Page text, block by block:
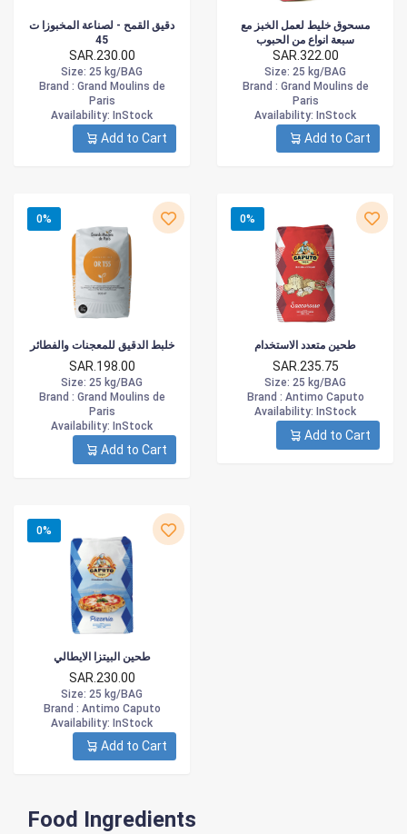
دقيق القمح - لصناعة المخبوزا ت
45
SAR.230.00
Size: 25 kg/BAG
Brand : Grand Moulins de
Paris
Availability: InStock
Add to Cart
مسحوق خليط لعمل الخبز مع
سبعة انواع من الحبوب
SAR.322.00
Size: 25 kg/BAG
Brand : Grand Moulins de
Paris
Availability: InStock
Add to Cart
0%
خلبط الدقيق للمعجنات والفطائر
SAR.198.00
Size: 25 kg/BAG
Brand : Grand Moulins de
Paris
Availability: InStock
Add to Cart
0%
طحين متعدد الاستخدام
SAR.235.75
Size: 25 kg/BAG
Brand : Antimo Caputo
Availability: InStock
Add to Cart
0%
طحين البيتزا الايطالي
SAR.230.00
Size: 25 kg/BAG
Brand : Antimo Caputo
Availability: InStock
Add to Cart
Food Ingredients